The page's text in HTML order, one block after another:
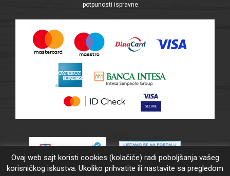
potpunosti ispravne.
Ovaj web sajt koristi cookies (kolačiće) radi poboljšanja vašeg
korisničkog iskustva. Ukoliko prihvatite ili nastavite sa pregledom